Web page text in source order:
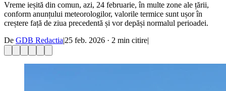
Vreme ieșită din comun, azi, 24 februarie, în multe zone ale țării,
conform anunțului meteorologilor, valorile termice sunt ușor în
creștere față de ziua precedentă și vor depăși normalul perioadei.
De GDB Redactia|25 feb. 2026 · 2 min citire|